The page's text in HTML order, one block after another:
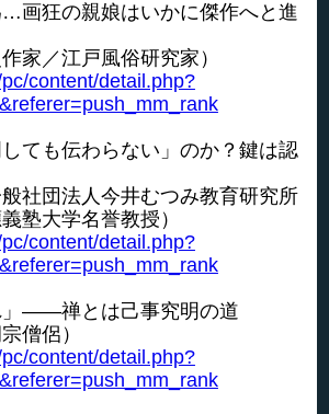
画狂の親娘はいかに傑作へと進
家／江戸風俗研究家）
content/detail.php?
ても伝わらない」のか？鍵は認
社団法人今井むつみ教育研究所
塾大学名誉教授）
content/detail.php?
」――禅とは己事究明の道
僧侶）
content/detail.php?